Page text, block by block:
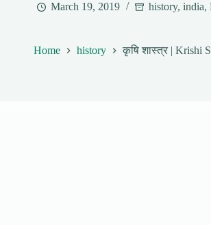
March 19, 2019 history,india,
Home history कृषि शास्त्र | Krishi